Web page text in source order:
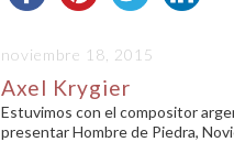
noviembre 18, 2015
Axel Krygier
Estuvimos con el compositor
presentar Hombre de Piedra,